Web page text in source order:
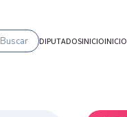
Buscar DIPUTADOSINICIOINICIO